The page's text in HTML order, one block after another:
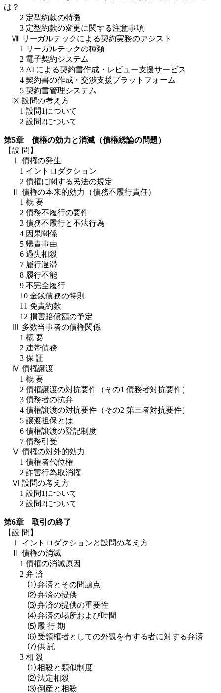
は？
2 定型約款の特徴
3 定型約款の変更に関する注意事項
Ⅷ リーガルテックによる契約実務のアシスト
1 リーガルテックの種類
2 電子契約システム
3 AI による契約書作成・レビュー支援サービス
4 契約書の作成・交渉支援プラットフォーム
5 契約書管理システム
Ⅸ 設問の考え方
1 設問1について
2 設問2について
第5章 債権の効力と消滅（債権総論の問題）
【設 問】
Ⅰ 債権の発生
1 イントロダクション
2 債権に関する民法の規定
Ⅱ 債権の本来的効力（債務不履行責任）
1 概 要
2 債務不履行の要件
3 債務不履行と不法行為
4 因果関係
5 帰責事由
6 過失相殺
7 履行遅滞
8 履行不能
9 不完全履行
10 金銭債務の特則
11 免責約款
12 損害賠償額の予定
Ⅲ 多数当事者の債権関係
1 概 要
2 連帯債務
3 保 証
Ⅳ 債権譲渡
1 概 要
2 債権譲渡の対抗要件（その1 債務者対抗要件）
3 債務者の抗弁
4 債権譲渡の対抗要件（その2 第三者対抗要件）
5 譲渡担保とは
6 債権譲渡の登記制度
7 債務引受
Ⅴ 債権の対外的効力
1 債権者代位権
2 詐害行為取消権
Ⅵ 設問の考え方
1 設問1について
2 設問2について
第6章 取引の終了
【設 問】
Ⅰ イントロダクションと設問の考え方
Ⅱ 債権の消滅
1 債権の消滅原因
2 弁 済
⑴ 弁済とその問題点
⑵ 弁済の提供
⑶ 弁済の提供の重要性
⑷ 弁済の場所および時間
⑸ 履 行 期
⑹ 受領権者としての外観を有する者に対する弁済
⑺ 供 託
3 相 殺
⑴ 相殺と類似制度
⑵ 法定相殺
⑶ 倒産と相殺